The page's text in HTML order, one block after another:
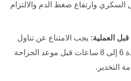
السكري وارتفاع ضغط الدم والالتزام
العملية: يجب الامتناع عن تناول
الطعام والسوائل لمدة 6 إلى 8 ساعات قبل موعد الجراحة
التخدير.